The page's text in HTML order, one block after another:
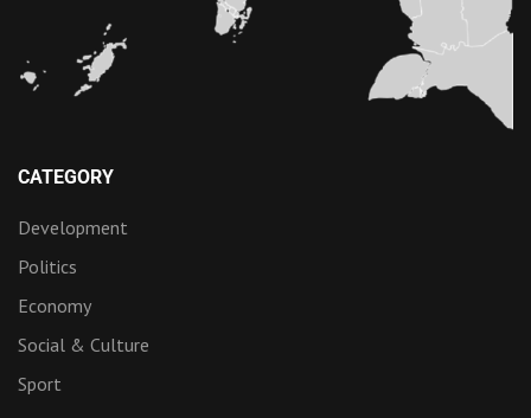
CATEGORY
Development
Politics
Economy
Social & Culture
Sport